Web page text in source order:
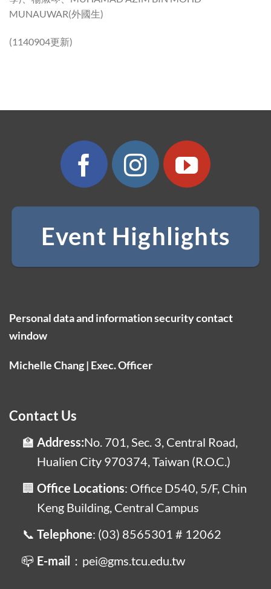
MUNAUWAR(外國生)
(1140904更新)
Event Highlights
Personal data and information security contact
window
Michelle Chang | Exec. Officer
Contact Us
Address:No. 701, Sec. 3, Central Road,
Hualien City 970374, Taiwan (R.O.C.)
Office Locations: Office D540, 5/F, Chin
Keng Building, Central Campus
Telephone: (03) 8565301 # 12062
E-mail ：pei@gms.tcu.edu.tw